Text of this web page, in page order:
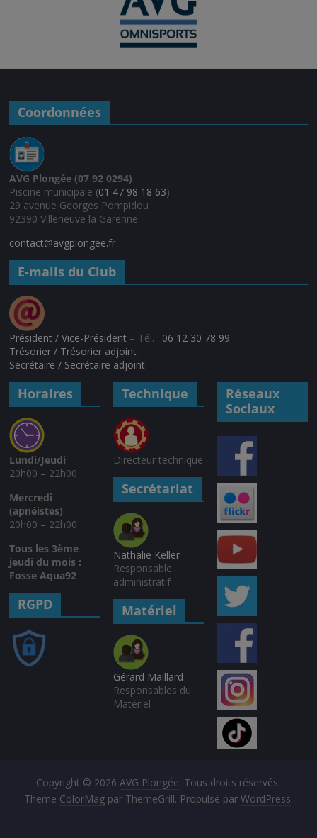
Coordonnées
AVG Plongée (07 92 0294)
Piscine municipale (01 47 98 18 63)
29 avenue Georges Pompidou
92390 Villeneuve la Garenne
contact@avgplongee.fr
E-mails du Club
Président / Vice-Président – Tél. : 06 12 30 78 99
Trésorier / Trésorier adjoint
Secrétaire / Secrétaire adjoint
Horaires
Lundi/Jeudi
20h00 – 22h00
Mercredi
(apnéistes)
20h00 – 22h00
Tous les 3ème
jeudi du mois :
Fosse Aqua92
RGPD
Technique
Directeur technique
Secrétariat
Nathalie Keller
Responsable
administratif
Matériel
Gérard Maillard
Responsables du
Matériel
Réseaux
Sociaux
Copyright © 2026AVG Plongée. Tous droits réservés.
Theme ColorMagpar ThemeGrill. Propulsé par WordPress.